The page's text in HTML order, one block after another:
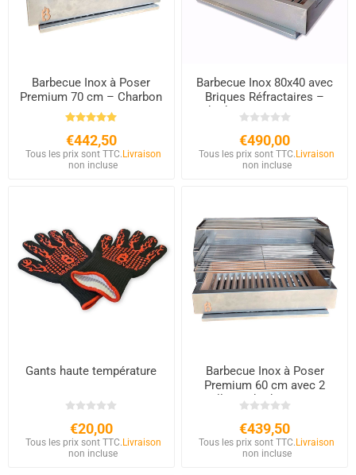
Barbecue Inox à Poser
Premium 70 cm – Charbon
& Bois – Briques
Réfractaires
€442,50
Tous les prix sont TTC.Livraison
non incluse
Barbecue Inox 80x40 avec
Briques Réfractaires –
Charbon et Bois à Poser
€490,00
Tous les prix sont TTC.Livraison
non incluse
Gants haute température
€20,00
Tous les prix sont TTC. Livraison
non incluse
Barbecue Inox à Poser
Premium 60 cm avec 2
Grilles | Charbon & Bois
€439,50
Tous les prix sont TTC. Livraison
non incluse